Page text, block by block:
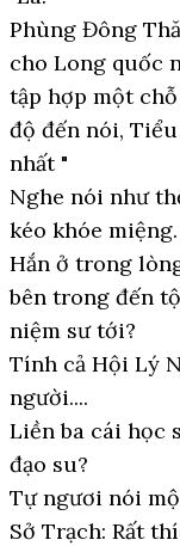
Phùng Đông
cho Long quốc
tập hợp một
độ đến nói,
nhất "
Nghe nói như
kéo khóe miệng.
Hắn ở trong
bên trong đến
niệm sư tới?
Tính cả Hội Lý
người....
Liền ba cái học
đạo su?
Tự ngươi nói
Sở Trạch: Rất